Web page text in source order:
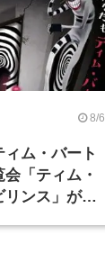
8/6
ィム・バート
「ティム・
ンス」が東